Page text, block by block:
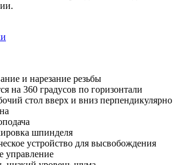
и нарезание резьбы
на 360 градусов по горизонтали
стол вверх и вниз перпендикулярно
шпинделя
устройство для высвобождения
управление